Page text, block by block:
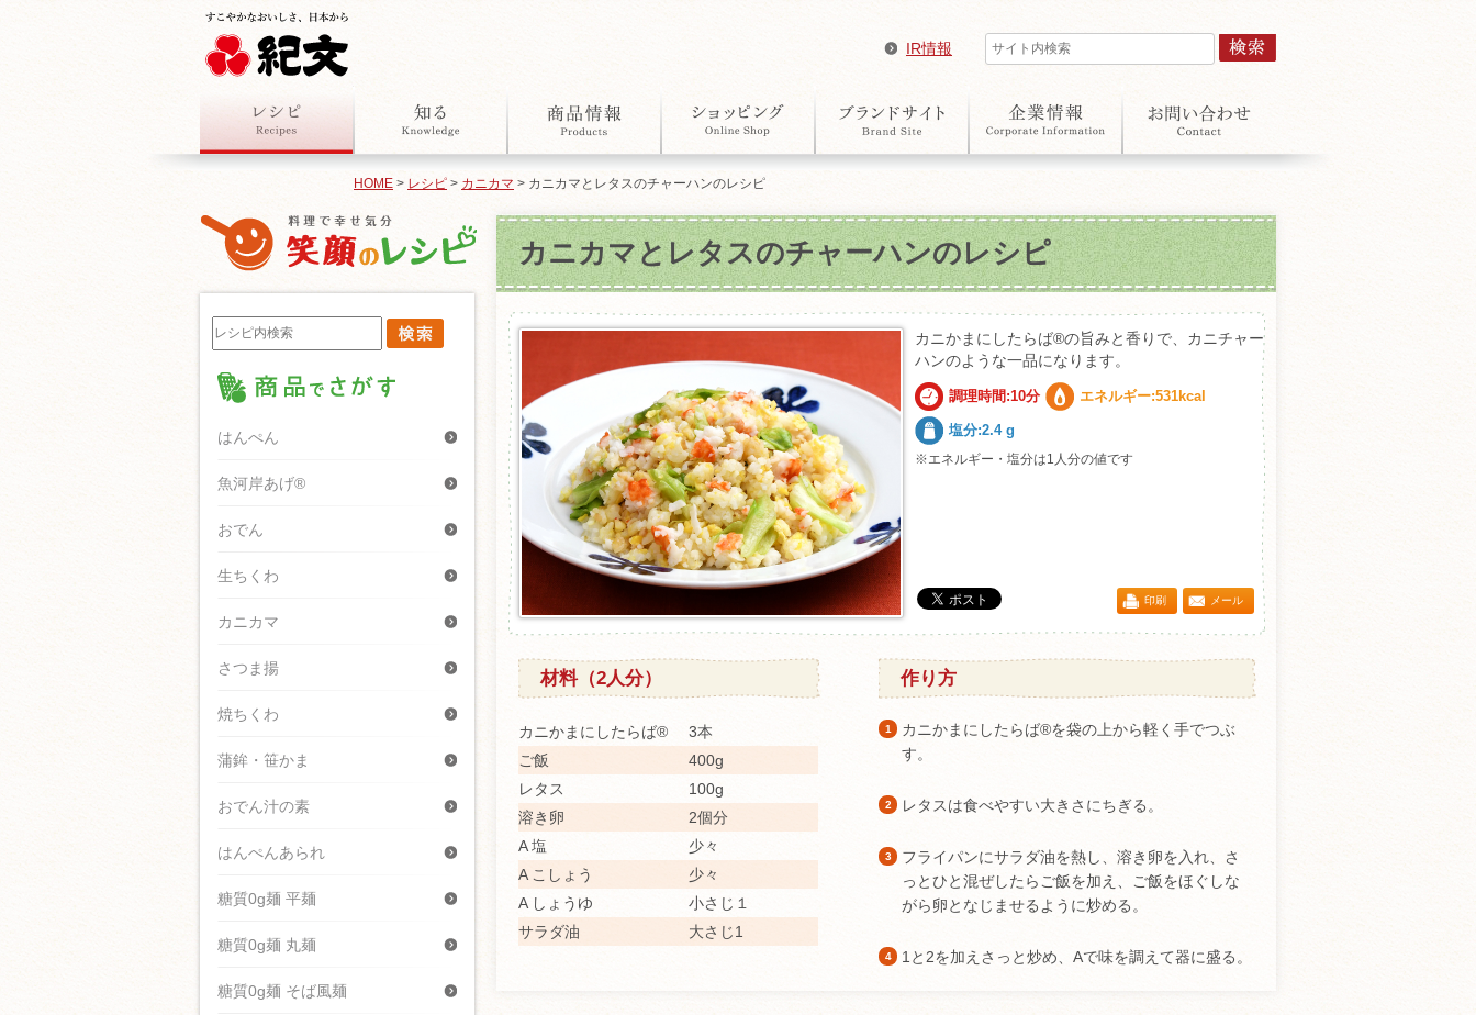
IR情報
HOME > レシピ > カニカマ > カニカマとレタスのチャーハンのレシピ
カニカマとレタスのチャーハンのレシピ
カニかまにしたらば®の旨みと香りで、カニチャー
ハンのような一品になります。
調理時間:10分 エネルギー:531kcal
塩分:2.4 g
※エネルギー・塩分は1人分の値です
印刷 メール
材料（2人分）
カニかまにしたらば®
3本
ご飯
400g
レタス
100g
溶き卵
2個分
A 塩
少々
A こしょう
少々
A しょうゆ
小さじ１
サラダ油
大さじ1
作り方
1
カニかまにしたらば®を袋の上から軽く手でつぶ
す。
2 レタスは食べやすい大きさにちぎる。
3
フライパンにサラダ油を熱し、溶き卵を入れ、さ
っとひと混ぜしたらご飯を加え、ご飯をほぐしな
がら卵となじませるように炒める。
4 1と2を加えさっと炒め、Aで味を調えて器に盛る。
はんぺん
魚河岸あげ®
おでん
生ちくわ
カニカマ
さつま揚
焼ちくわ
蒲鉾・笹かま
おでん汁の素
はんぺんあられ
糖質0g麺 平麺
糖質0g麺 丸麺
糖質0g麺 そば風麺